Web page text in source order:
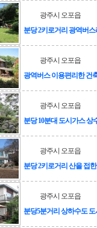
광주시 오포읍
분당 2키로거리 광역버
광주시 오포읍
광역버스 이용편리한 건
광주시 오포읍
분당 10분대 도시가스 상
광주시 오포읍
분당 2키로거리 산을 접
광주시 오포읍
분당5분거리 상하수도